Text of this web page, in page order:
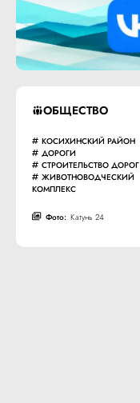
ОБЩЕСТВО
КОСИХИНСКИЙ РАЙОН
ДОРОГИ
СТРОИТЕЛЬСТВО ДОРОГ
ЖИВОТНОВОДЧЕСКИЙ
КОМПЛЕКС
Фото: Катунь 24